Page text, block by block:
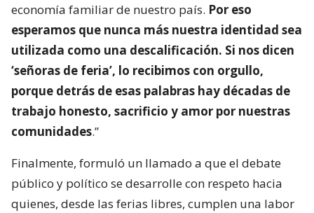
economía familiar de nuestro país. Por eso
esperamos que nunca más nuestra identidad sea
utilizada como una descalificación. Si nos dicen
‘señoras de feria’, lo recibimos con orgullo,
porque detrás de esas palabras hay décadas de
trabajo honesto, sacrificio y amor por nuestras
comunidades.”
Finalmente, formuló un llamado a que el debate
público y político se desarrolle con respeto hacia
quienes, desde las ferias libres, cumplen una labor